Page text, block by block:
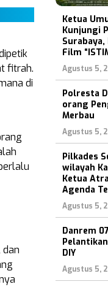
fitrah.
di
Ketua
Kunjungi
Film
Agustus 5,
Polresta
orang
Merbau
Agustus 5,
Pilkades
wilayah
Ketua
Agenda
Agustus 5,
Danrem
DIY
Agustus 5,